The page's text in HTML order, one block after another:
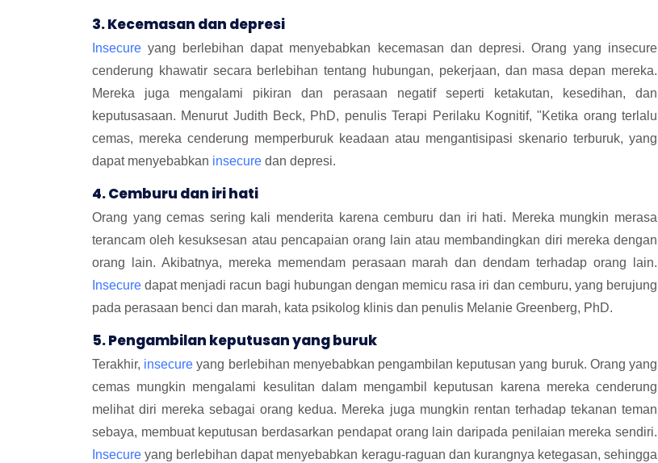
3. Kecemasan dan depresi
Insecure yang berlebihan dapat menyebabkan kecemasan dan depresi. Orang yang insecure
cenderung khawatir secara berlebihan tentang hubungan, pekerjaan, dan masa depan mereka.
Mereka juga mengalami pikiran dan perasaan negatif seperti ketakutan, kesedihan, dan
keputusasaan. Menurut Judith Beck, PhD, penulis Terapi Perilaku Kognitif, "Ketika orang terlalu
cemas, mereka cenderung memperburuk keadaan atau mengantisipasi skenario terburuk, yang
dapat menyebabkan insecure dan depresi.
4. Cemburu dan iri hati
Orang yang cemas sering kali menderita karena cemburu dan iri hati. Mereka mungkin merasa
terancam oleh kesuksesan atau pencapaian orang lain atau membandingkan diri mereka dengan
orang lain. Akibatnya, mereka memendam perasaan marah dan dendam terhadap orang lain.
Insecure dapat menjadi racun bagi hubungan dengan memicu rasa iri dan cemburu, yang berujung
pada perasaan benci dan marah, kata psikolog klinis dan penulis Melanie Greenberg, PhD.
5. Pengambilan keputusan yang buruk
Terakhir, insecure yang berlebihan menyebabkan pengambilan keputusan yang buruk. Orang yang
cemas mungkin mengalami kesulitan dalam mengambil keputusan karena mereka cenderung
melihat diri mereka sebagai orang kedua. Mereka juga mungkin rentan terhadap tekanan teman
sebaya, membuat keputusan berdasarkan pendapat orang lain daripada penilaian mereka sendiri.
Insecure yang berlebihan dapat menyebabkan keragu-raguan dan kurangnya ketegasan, sehingga